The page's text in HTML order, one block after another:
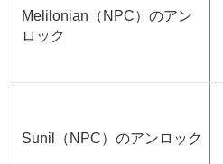
Melilonian（NPC）のアン
ロック
Sunil（NPC）のアンロック